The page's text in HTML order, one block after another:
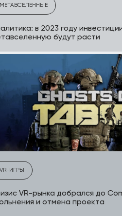
МЕТАВСЕЛЕННЫЕ
в 2023 году
будут расти
VR-ИГРЫ
VR-рынка добрался до
и отмена проекта